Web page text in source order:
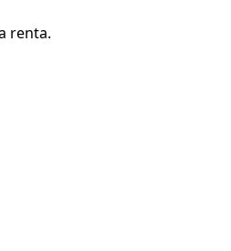
renta.